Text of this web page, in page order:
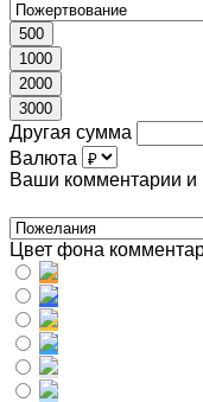
500
1000
2000
3000
Другая сумма
Валюта
Ваши комментарии и
Цвет фона